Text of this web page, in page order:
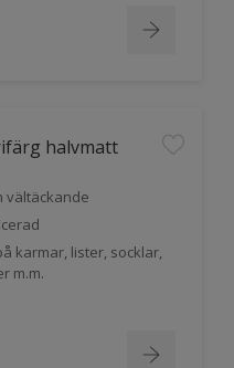
halvmatt
vältäckande
karmar, lister, socklar,
m.m.